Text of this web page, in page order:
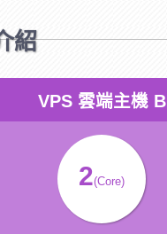
紹
VPS 雲端主機 B
2(Core)